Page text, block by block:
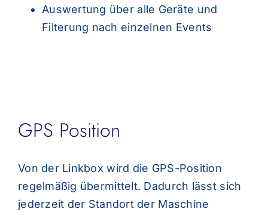
Auswertung über alle Geräte und
Filterung nach einzelnen Events
GPS Position
Von der Linkbox wird die GPS-Position
regelmäßig übermittelt. Dadurch lässt sich
jederzeit der Standort der Maschine